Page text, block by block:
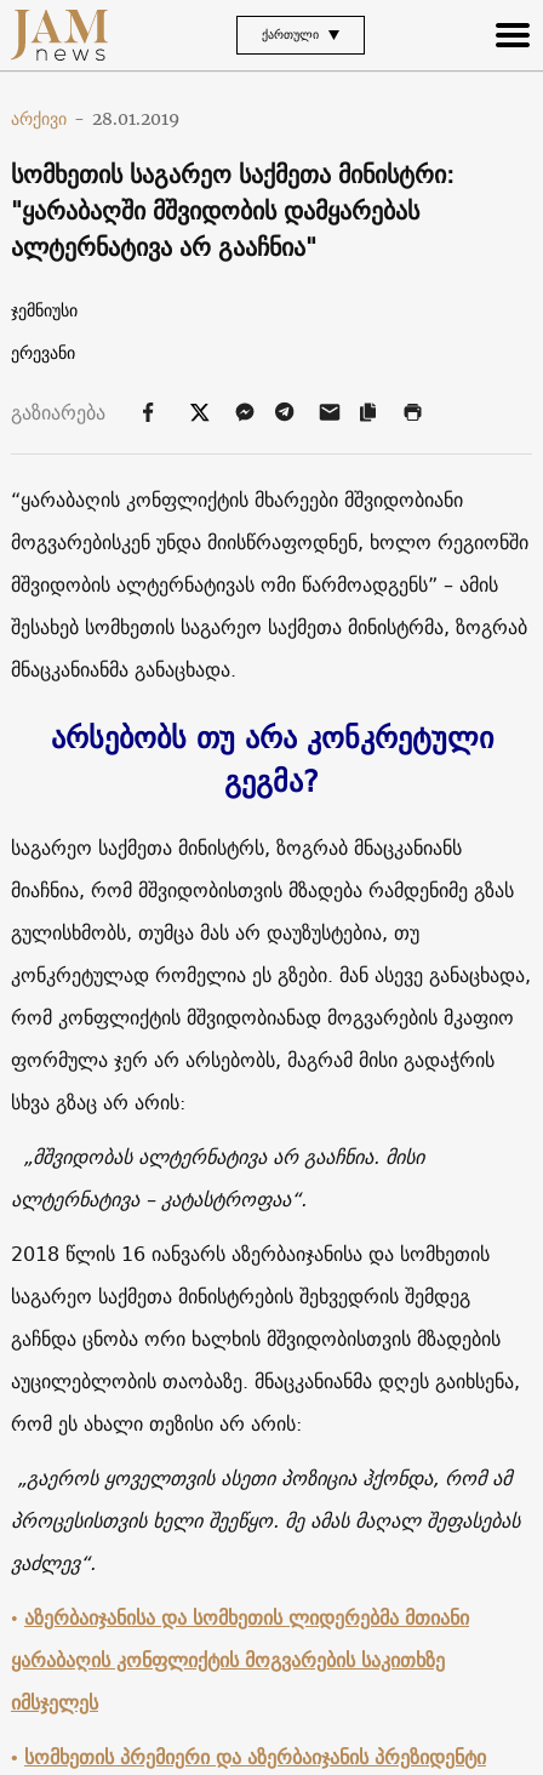
ᲥᲐᲠᲗᲣᲚᲘ
არქივი - 28.01.2019
სომხეთის საგარეო საქმეთა მინისტრი:
"ყარაბაღში მშვიდობის დამყარებას
ალტერნატივა არ გააჩნია"
ჯემნიუსი
ერევანი
გაზიარება
“ყარაბაღის კონფლიქტის მხარეები მშვიდობიანი
მოგვარებისკენ უნდა მიისწრაფოდნენ, ხოლო რეგიონში
მშვიდობის ალტერნატივას ომი წარმოადგენს” – ამის
შესახებ სომხეთის საგარეო საქმეთა მინისტრმა, ზოგრაბ
მნაცკანიანმა განაცხადა.
არსებობს თუ არა კონკრეტული
გეგმა?
საგარეო საქმეთა მინისტრს, ზოგრაბ მნაცკანიანს
მიაჩნია, რომ მშვიდობისთვის მზადება რამდენიმე გზას
გულისხმობს, თუმცა მას არ დაუზუსტებია, თუ
კონკრეტულად რომელია ეს გზები. მან ასევე განაცხადა,
რომ კონფლიქტის მშვიდობიანად მოგვარების მკაფიო
ფორმულა ჯერ არ არსებობს, მაგრამ მისი გადაჭრის
სხვა გზაც არ არის:
„მშვიდობას ალტერნატივა არ გააჩნია. მისი
ალტერნატივა – კატასტროფაა“.
2018 წლის 16 იანვარს აზერბაიჯანისა და სომხეთის
საგარეო საქმეთა მინისტრების შეხვედრის შემდეგ
გაჩნდა ცნობა ორი ხალხის მშვიდობისთვის მზადების
აუცილებლობის თაობაზე. მნაცკანიანმა დღეს გაიხსენა,
რომ ეს ახალი თეზისი არ არის:
„გაეროს ყოველთვის ასეთი პოზიცია ჰქონდა, რომ ამ
პროცესისთვის ხელი შეეწყო. მე ამას მაღალ შეფასებას
ვაძლევ“.
• აზერბაიჯანისა და სომხეთის ლიდერებმა მთიანი
ყარაბაღის კონფლიქტის მოგვარების საკითხზე
იმსჯელეს
• სომხეთის პრემიერი და აზერბაიჯანის პრეზიდენტი